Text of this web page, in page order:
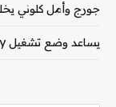
جورج وأمل كلوني
يساعد وضع تشغيل Spotify على مطابقة الألحان مع الإيقاع